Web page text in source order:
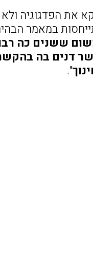
את הפדגוגיה ולא
במאמר
ששנים כה
דנים בה
".